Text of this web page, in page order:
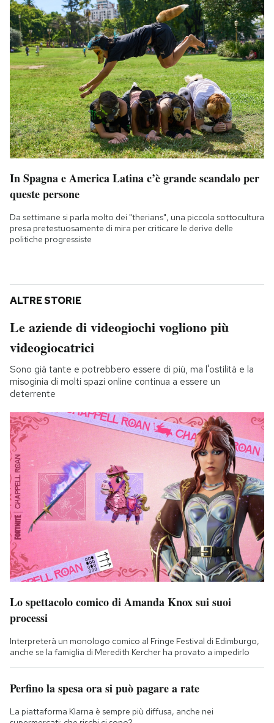
In Spagna e America Latina c’è grande scandalo per
queste persone
Da settimane si parla molto dei "therians", una piccola sottocultura
presa pretestuosamente di mira per criticare le derive delle
politiche progressiste
ALTRE STORIE
Le aziende di videogiochi vogliono più
videogiocatrici
Sono già tante e potrebbero essere di più, ma l'ostilità e la
misoginia di molti spazi online continua a essere un
deterrente
Lo spettacolo comico di Amanda Knox sui suoi
processi
Interpreterà un monologo comico al Fringe Festival di Edimburgo,
anche se la famiglia di Meredith Kercher ha provato a impedirlo
Perfino la spesa ora si può pagare a rate
La piattaforma Klarna è sempre più diffusa, anche nei